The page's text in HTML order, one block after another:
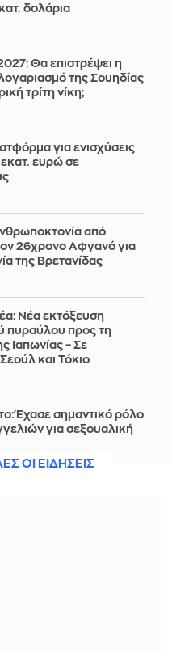
δολάρια
Θα επιστρέψει η
της Σουηδίας
τρίτη νίκη;
για ενισχύσεις
ευρώ σε
από
26χρονο Αφγανό για
της Βρετανίδας
Νέα εκτόξευση
πυραύλου προς τη
Ιαπωνίας – Σε
και Τόκιο
Έχασε σημαντικό ρόλο
για σεξουαλική
ΟΙ ΕΙΔΗΣΕΙΣ